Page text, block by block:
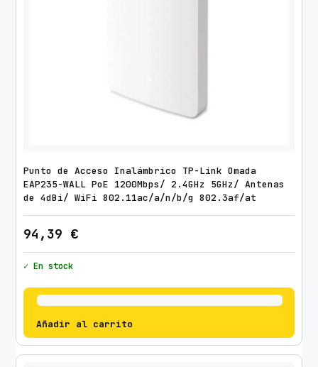
Punto de Acceso Inalámbrico TP-Link Omada
EAP235-WALL PoE 1200Mbps/ 2.4GHz 5GHz/ Antenas
de 4dBi/ WiFi 802.11ac/a/n/b/g 802.3af/at
94,39 €
✓ En stock
Añadir al carrito